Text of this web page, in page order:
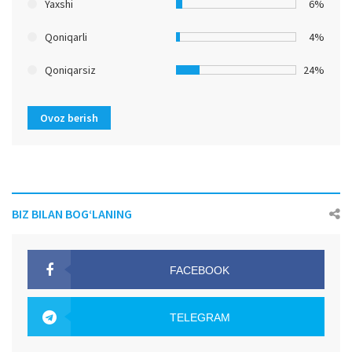
Yaxshi 6%
Qoniqarli 4%
Qoniqarsiz 24%
Ovoz berish
BIZ BILAN BOG‘LANING
FACEBOOK
TELEGRAM